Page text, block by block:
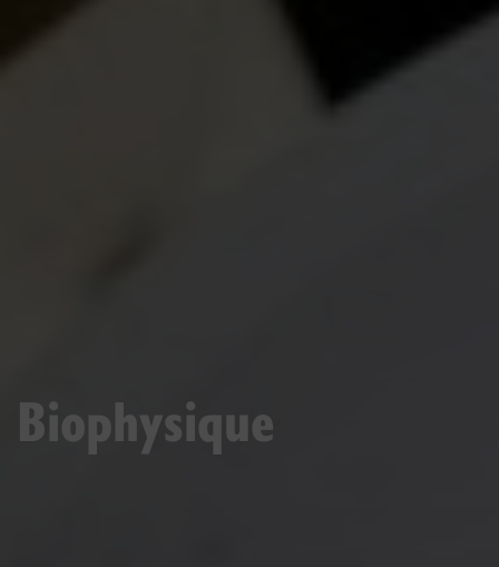
Biophysique